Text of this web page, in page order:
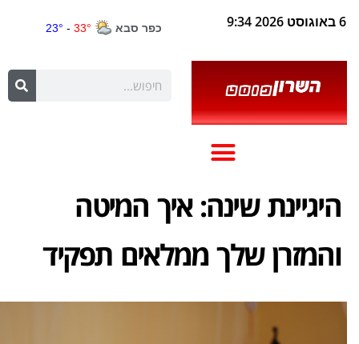
6 באוגוסט 2026 9:34
היגיינת שינה: איך המיטה
והמזרן שלך ממלאים תפקיד